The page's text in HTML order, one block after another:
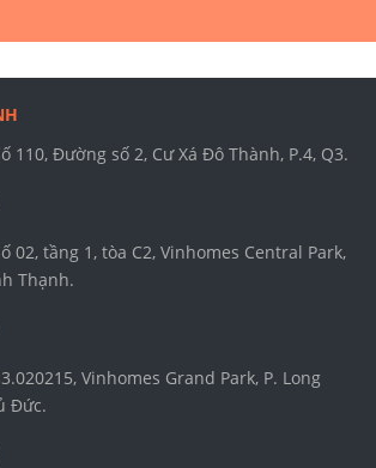
110, Đường số 2, Cư Xá Đô Thành, P.4, Q3.
02, tầng 1, tòa C2, Vinhomes Central Park,
Thạnh.
Vinhomes Grand Park, P. Long
Đức.